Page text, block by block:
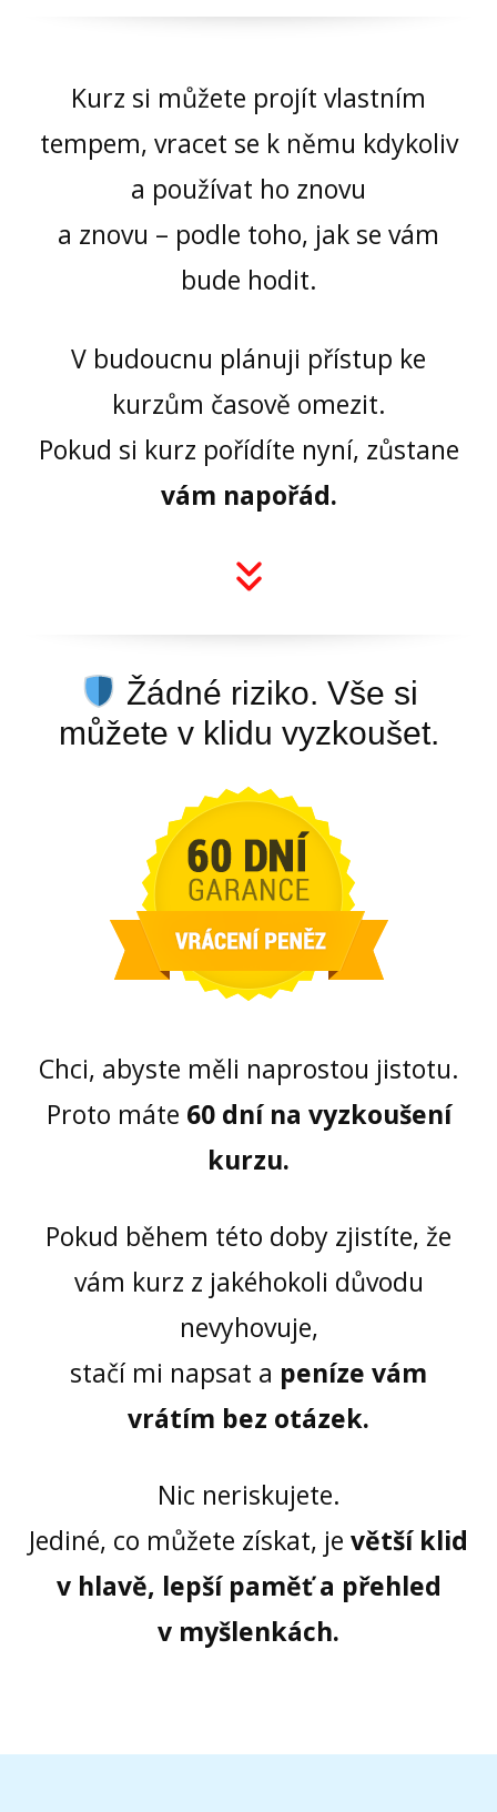
Kurz si můžete projít vlastním
tempem, vracet se k němu kdykoliv
a používat ho znovu
a znovu – podle toho, jak se vám
bude hodit.
V budoucnu plánuji přístup ke
kurzům časově omezit.
Pokud si kurz pořídíte nyní, zůstane
vám napořád.
Žádné riziko. Vše si
můžete v klidu vyzkoušet.
Chci, abyste měli naprostou jistotu.
Proto máte 60 dní na vyzkoušení
kurzu.
Pokud během této doby zjistíte, že
vám kurz z jakéhokoli důvodu
nevyhovuje,
stačí mi napsat a peníze vám
vrátím bez otázek.
Nic neriskujete.
Jediné, co můžete získat, je větší klid
v hlavě, lepší paměť a přehled
v myšlenkách.